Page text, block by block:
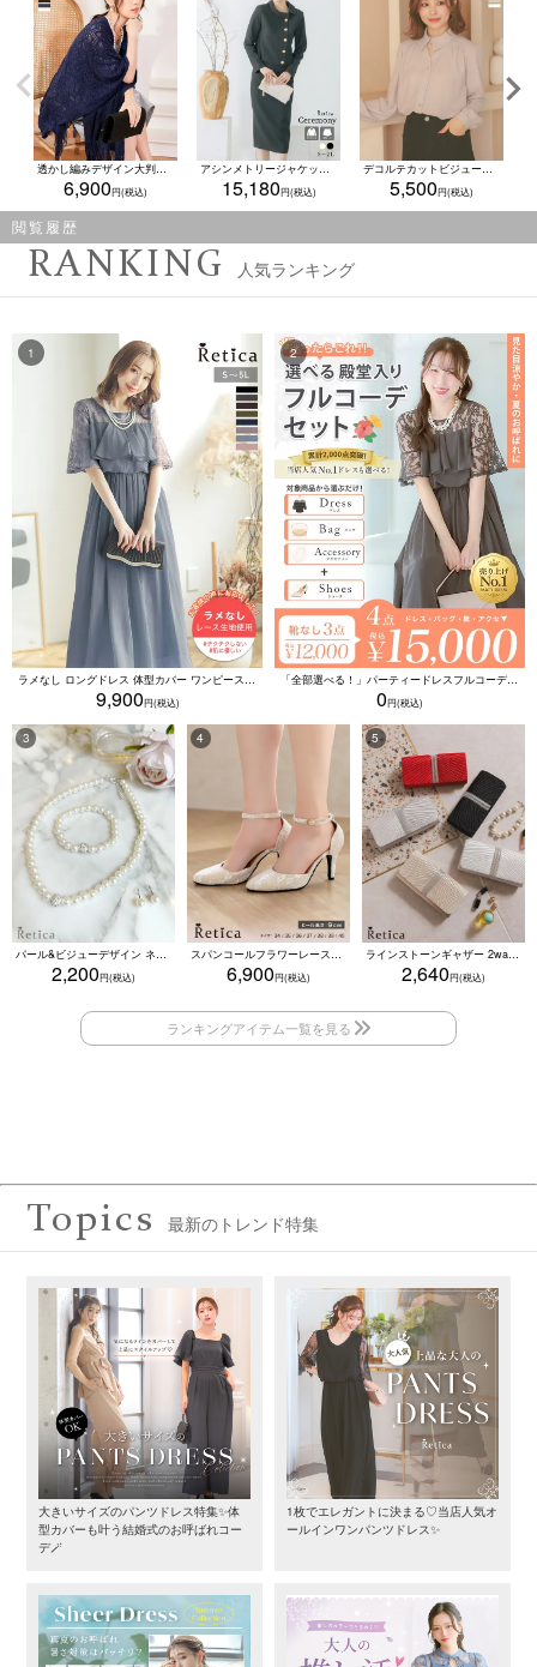
透かし編みデザイン大判ショール
6,900
アシンメトリージャケットゴールドボタン付き2点セットアップスカートセレモニースーツ (Sサイズ～XLサイズ) (クリーム/ブラック)
15,180
デコルテカットビジュー付き襟デザイン長袖ブラウス (Mサイズ) (ベージュ/オフホワイト)
5,500
閲覧履歴
RANKING 人気ランキング
ラメなし ロングドレス 体型カバー ワンピース 敏感肌対応 結婚式 二次会 お呼ばれ 大人 上品 (Sサイズ～5Lサイズ)
9,900
「全部選べる！」パーティードレスフルコーデセット (ドレス1点＋バッグ1点＋アクセ1点+靴1足/4点15000円(税込)/靴なしで12000円(税込))
0
パール&ビジューデザイン ネックレス×ピアス×ブレスレット アクセサリー3set
2,200
スパンコールフラワーレースアンクルストラップハイヒールセパレートパンプス (ベージュ)
6,900
ラインストーンギャザー 2wayプリーツクラッチバッグ(ベージュ/シルバー/ブラック/ホワイト/レッド)
2,640
Topics 最新のトレンド特集
大きいサイズのパンツドレス特集✨体
型カバーも叶う結婚式のお呼ばれコー
デ🪄
1枚でエレガントに決まる♡当店人気オ
ールインワンパンツドレス✨